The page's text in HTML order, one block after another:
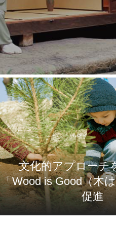
文化的アプローチ
「Wood is Good（木
促進